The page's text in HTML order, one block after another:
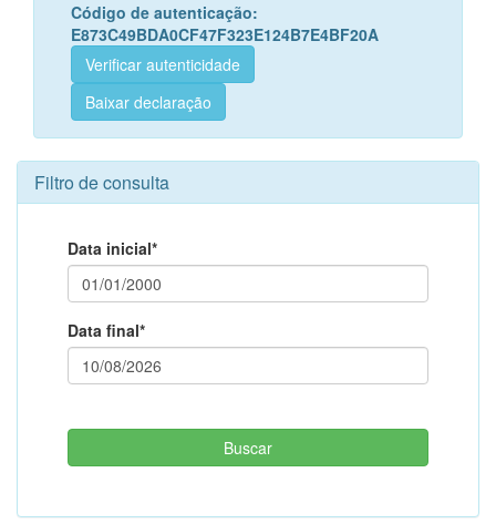
Código de autenticação:
E873C49BDA0CF47F323E124B7E4BF20A
Verificar autenticidade
Baixar declaração
Filtro de consulta
Data inicial*
Data final*